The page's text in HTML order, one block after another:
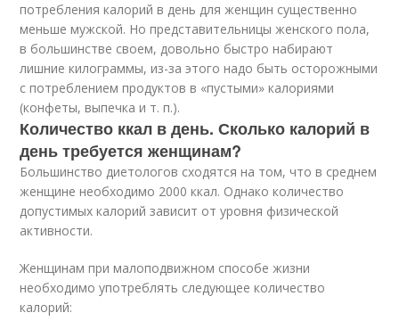
потребления калорий в день для женщин существенно
меньше мужской. Но представительницы женского пола,
в большинстве своем, довольно быстро набирают
лишние килограммы, из-за этого надо быть осторожными
с потреблением продуктов в «пустыми» калориями
(конфеты, выпечка и т. п.).
Количество ккал в день. Сколько калорий в
день требуется женщинам?
Большинство диетологов сходятся на том, что в среднем
женщине необходимо 2000 ккал. Однако количество
допустимых калорий зависит от уровня физической
активности.
Женщинам при малоподвижном способе жизни
необходимо употреблять следующее количество
калорий: